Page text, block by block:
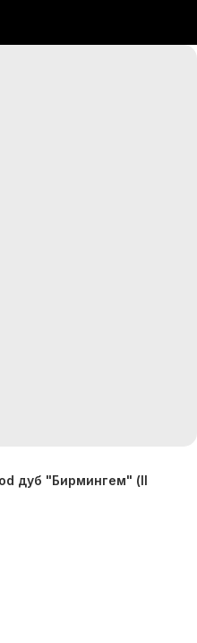
дуб "Бирмингем" (II